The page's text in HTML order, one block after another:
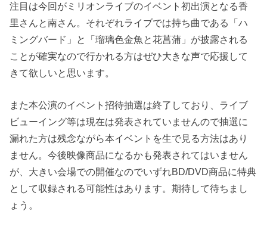
注目は今回がミリオンライブのイベント初出演となる香
里さんと南さん。それぞれライブでは持ち曲である「ハ
ミングバード」と「瑠璃色金魚と花菖蒲」が披露される
ことが確実なので行かれる方はぜひ大きな声で応援して
きて欲しいと思います。
また本公演のイベント招待抽選は終了しており、ライブ
ビューイング等は現在は発表されていませんので抽選に
漏れた方は残念ながら本イベントを生で見る方法はあり
ません。今後映像商品になるかも発表されてはいません
が、大きい会場での開催なのでいずれBD/DVD商品に特典
として収録される可能性はあります。期待して待ちまし
ょう。